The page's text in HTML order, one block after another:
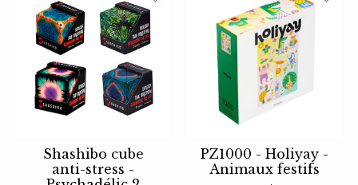
Shashibo cube
anti-stress -
PZ1000 - Holiyay -
Animaux festifs